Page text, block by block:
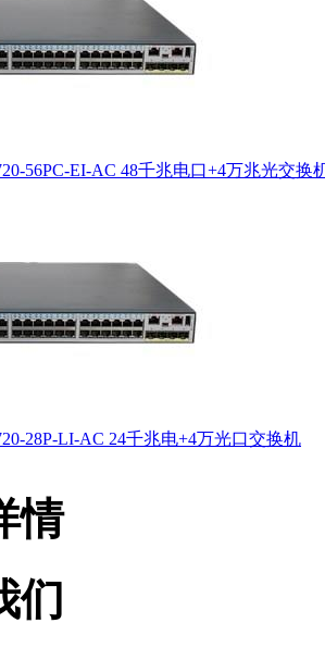
56PC-EI-AC 48千兆电口+4万兆光交换
28P-LI-AC 24千兆电+4万光口交换机
情
们